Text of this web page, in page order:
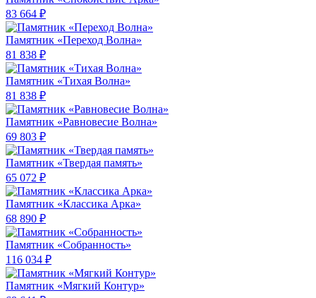
83 664 ₽
Памятник «Переход Волна»
81 838 ₽
Памятник «Тихая Волна»
81 838 ₽
Памятник «Равновесие Волна»
69 803 ₽
Памятник «Твердая память»
65 072 ₽
Памятник «Классика Арка»
68 890 ₽
Памятник «Собранность»
116 034 ₽
Памятник «Мягкий Контур»